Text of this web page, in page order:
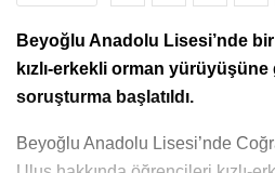
Beyoğlu Anadolu Lisesi’nde
kızlı-erkekli orman
soruşturma başlatıldı.
Beyoğlu Anadolu Lisesi’nde